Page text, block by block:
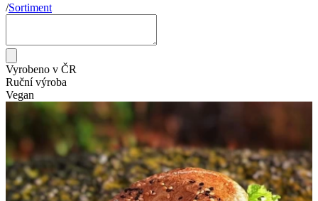
/Sortiment
Vyrobeno v ČR
Ruční výroba
Vegan